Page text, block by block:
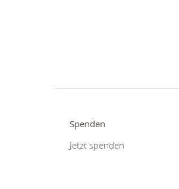
Spenden
Jetzt spenden